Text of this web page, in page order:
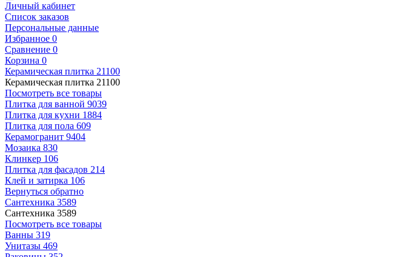
Личный кабинет
Список заказов
Персональные данные
Избранное 0
Сравнение 0
Корзина 0
Керамическая плитка 21100
Керамическая плитка 21100
Посмотреть все товары
Плитка для ванной 9039
Плитка для кухни 1884
Плитка для пола 609
Керамогранит 9404
Мозаика 830
Клинкер 106
Плитка для фасадов 214
Клей и затирка 106
Вернуться обратно
Сантехника 3589
Сантехника 3589
Посмотреть все товары
Ванны 319
Унитазы 469